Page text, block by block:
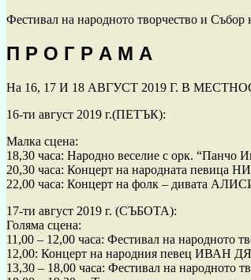
Фестивал на народното творчество и Събор
П Р О Г Р А М А
На 16, 17 И 18 АВГУСТ 2019 Г. В
16-ти август 2019 г.(ПЕТЪК):
Малка сцена:
18,30 часа: Народно веселие с орк. “Панчо
20,30 часа: Концерт на народната
22,00 часа: Концерт на фолк – дивата
17-ти август 2019 г. (СЪБОТА):
Голяма сцена:
11,00 – 12,00 часа: Фестивал на народното
12,00: Концерт на народния певец ИВАН
13,30 – 18,00 часа: Фестивал на народното